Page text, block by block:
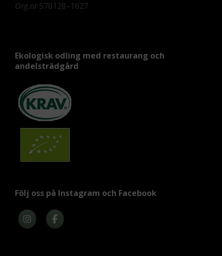
Org.nr570128–1627
Ekologisk odling med restaurang och
andelsträdgård
Följ oss på Instagram och Facebook